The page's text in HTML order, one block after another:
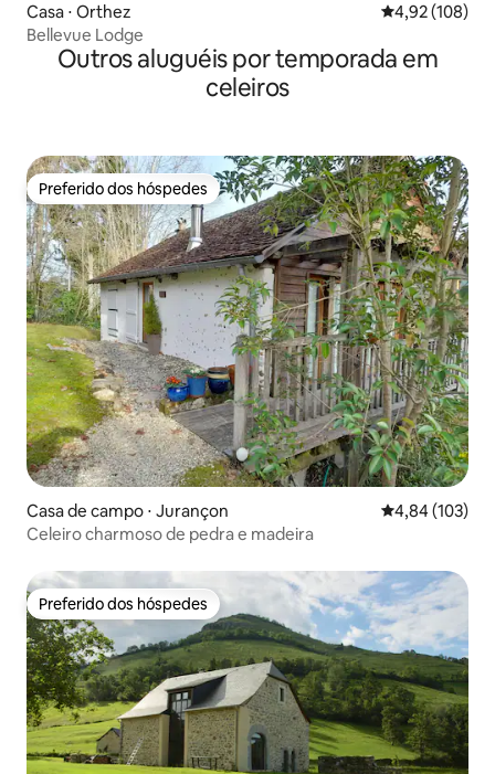
Casa ⋅ Orthez 4,92 de uma
4,92 (108)
Bellevue Lodge
Outros aluguéis por temporada em
celeiros
Preferido dos hóspedes
Preferido dos hóspedes
Casa de campo ⋅ Jurançon 4,84 de uma
4,84 (103)
Celeiro charmoso de pedra e madeira
Preferido dos hóspedes
Preferido dos hóspedes